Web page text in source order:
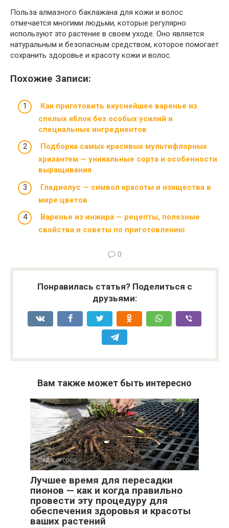
Польза алмазного баклажана для кожи и волос
отмечается многими людьми, которые регулярно
используют это растение в своем уходе. Оно является
натуральным и безопасным средством, которое помогает
сохранить здоровье и красоту кожи и волос.
Похожие Записи:
Как приготовить вкуснейшее варенье из
спелых яблок без особых усилий и
специальных ингредиентов
Подборка самых красивых мультифлорных
хризантем — уникальные сорта и особенности
выращивания
Гладиолус — символ красоты и изящества в
мире цветов
Варенье из инжира — рецепты, полезные
свойства и советы по приготовлению
0
Понравилась статья? Поделиться с
друзьями:
Вам также может быть интересно
Сад и огород 0
Лучшее время для пересадки
пионов — как и когда правильно
провести эту процедуру для
обеспечения здоровья и красоты
ваших растений